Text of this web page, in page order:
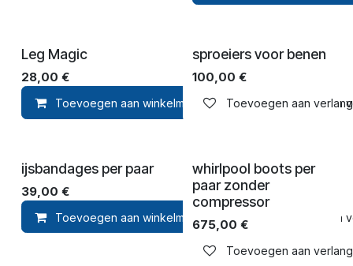
Leg Magic
28,00 €
Toevoegen aan winkelmandje Toevoegen aan
sproeiers voor benen
100,00 €
Toevoegen aan
ijsbandages per paar
39,00 €
Toevoegen aan winkelmandje Toevoegen aan
whirlpool boots per
paar zonder
compressor
675,00 €
Toevoegen aan